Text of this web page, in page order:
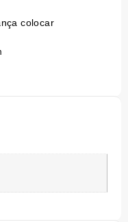
colocar